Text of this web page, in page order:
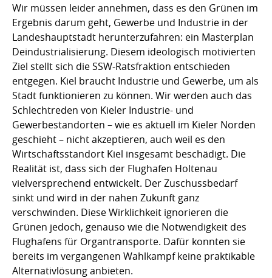
Wir müssen leider annehmen, dass es den Grünen im
Ergebnis darum geht, Gewerbe und Industrie in der
Landeshauptstadt herunterzufahren: ein Masterplan
Deindustrialisierung. Diesem ideologisch motivierten
Ziel stellt sich die SSW-Ratsfraktion entschieden
entgegen. Kiel braucht Industrie und Gewerbe, um als
Stadt funktionieren zu können. Wir werden auch das
Schlechtreden von Kieler Industrie- und
Gewerbestandorten – wie es aktuell im Kieler Norden
geschieht – nicht akzeptieren, auch weil es den
Wirtschaftsstandort Kiel insgesamt beschädigt. Die
Realität ist, dass sich der Flughafen Holtenau
vielversprechend entwickelt. Der Zuschussbedarf
sinkt und wird in der nahen Zukunft ganz
verschwinden. Diese Wirklichkeit ignorieren die
Grünen jedoch, genauso wie die Notwendigkeit des
Flughafens für Organtransporte. Dafür konnten sie
bereits im vergangenen Wahlkampf keine praktikable
Alternativlösung anbieten.